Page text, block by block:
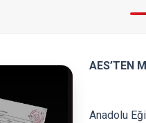
AES’TEN
Anadolu